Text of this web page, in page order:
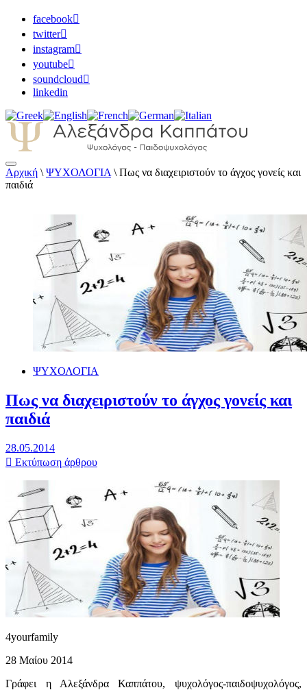
facebook
twitter
instagram
youtube
soundcloud
linkedin
Αλεξάνδρα Καππάτου Ψυχολόγος –
Αρχική \ ΨΥΧΟΛΟΓΙΑ \ Πως να διαχειριστούν το άγχος γονείς και
παιδιά
ΨΥΧΟΛΟΓΙΑ
Πως να διαχειριστούν το άγχος γονείς και
παιδιά
28.05.2014
Εκτύπωση άρθρου
4yourfamily
28 Μαίου 2014
Γράφει η Αλεξάνδρα Καππάτου, ψυχολόγος-παιδοψυχολόγος,